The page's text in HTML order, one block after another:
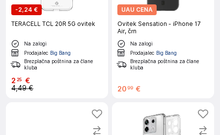
-2,24 €
TERACELL TCL 20R 5G ovitek
Na zalogi
Prodajalec Big Bang
Brezplačna poštnina za člane
kluba
2 25 €
4,49 €
UAU CENA
Ovitek Sensation - iPhone 17
Air, črn
Na zalogi
Prodajalec Big Bang
Brezplačna poštnina za člane
kluba
20 99 €